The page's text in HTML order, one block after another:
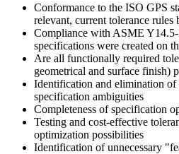
Conformance to the ISO GPS
relevant, current tolerance rules
Compliance with ASME
specifications were created on
Are all functionally required
geometrical and surface finish)
Identification and elimination of
specification ambiguities
Completeness of specification
Testing and cost-effective
optimization possibilities
Identification of unnecessary